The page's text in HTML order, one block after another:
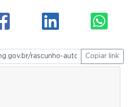
Copiar link